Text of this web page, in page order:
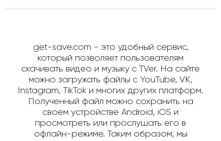
get-save.com - это удобный сервис,
который позволяет пользователям
скачивать видео и музыку с TVer. На сайте
можно загружать файлы с YouTube, VK,
Instagram, TikTok и многих других платформ.
Полученный файл можно сохранить на
своем устройстве Android, iOS и
просмотреть или прослушать его в
офлайн-режиме. Таким образом, мы